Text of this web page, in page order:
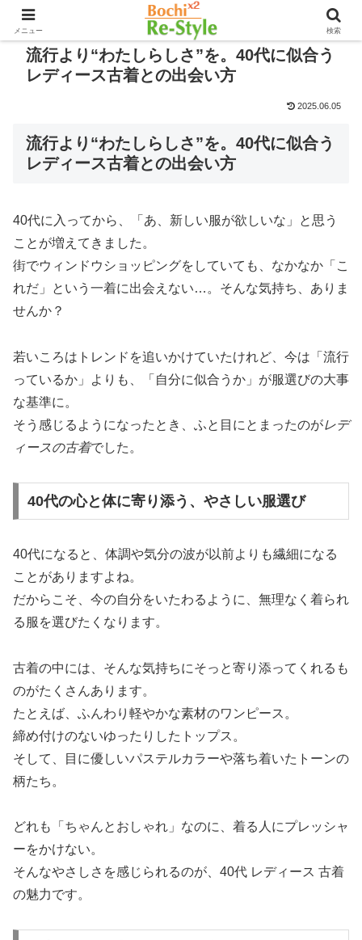
流行より“わたしらしさ”を。40代に似合う
レディース古着との出会い方
2025.06.05
流行より“わたしらしさ”を。40代に似合う
レディース古着との出会い方
40代に入ってから、「あ、新しい服が欲しいな」と思う
ことが増えてきました。
街でウィンドウショッピングをしていても、なかなか「こ
れだ」という一着に出会えない…。そんな気持ち、ありま
せんか？
若いころはトレンドを追いかけていたけれど、今は「流行
っているか」よりも、「自分に似合うか」が服選びの大事
な基準に。
そう感じるようになったとき、ふと目にとまったのがレデ
ィースの古着でした。
40代の心と体に寄り添う、やさしい服選び
40代になると、体調や気分の波が以前よりも繊細になる
ことがありますよね。
だからこそ、今の自分をいたわるように、無理なく着られ
る服を選びたくなります。
古着の中には、そんな気持ちにそっと寄り添ってくれるも
のがたくさんあります。
たとえば、ふんわり軽やかな素材のワンピース。
締め付けのないゆったりしたトップス。
そして、目に優しいパステルカラーや落ち着いたトーンの
柄たち。
どれも「ちゃんとおしゃれ」なのに、着る人にプレッシャ
ーをかけない。
そんなやさしさを感じられるのが、40代 レディース 古着
の魅力です。
メニュー 検索